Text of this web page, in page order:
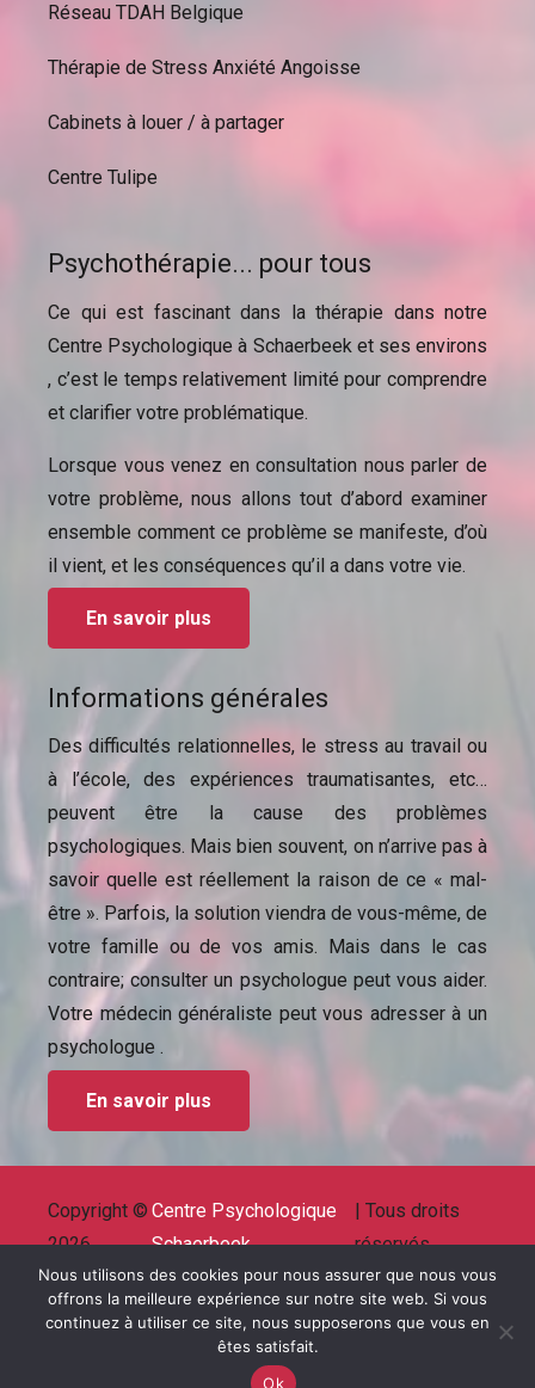
Réseau TDAH Belgique
Thérapie de Stress Anxiété Angoisse
Cabinets à louer / à partager
Centre Tulipe
Psychothérapie... pour tous
Ce qui est fascinant dans la thérapie dans notre
Centre Psychologique à Schaerbeek et ses environs
, c’est le temps relativement limité pour comprendre
et clarifier votre problématique.
Lorsque vous venez en consultation nous parler de
votre problème, nous allons tout d’abord examiner
ensemble comment ce problème se manifeste, d’où
il vient, et les conséquences qu’il a dans votre vie.
En savoir plus
Informations générales
Des difficultés relationnelles, le stress au travail ou
à l’école, des expériences traumatisantes, etc…
peuvent être la cause des problèmes
psychologiques. Mais bien souvent, on n’arrive pas à
savoir quelle est réellement la raison de ce « mal-
être ». Parfois, la solution viendra de vous-même, de
votre famille ou de vos amis. Mais dans le cas
contraire; consulter un psychologue peut vous aider.
Votre médecin généraliste peut vous adresser à un
psychologue .
En savoir plus
Copyright ©
2026
Centre Psychologique
Schaerbeek
| Tous droits
réservés.
Powered byPrivium – Des services qui soutiennent
vos soins. Pour psychologues, psychotherapeutes
et hypnotherapeutes.
RGPD – Politique de Protection de la Vie Privée
Nous utilisons des cookies pour nous assurer que nous vous
offrons la meilleure expérience sur notre site web. Si vous
continuez à utiliser ce site, nous supposerons que vous en
êtes satisfait.
Ok